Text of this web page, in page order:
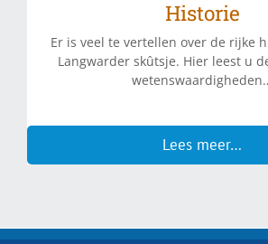
Historie
Er is veel te vertellen over de rijke
Langwarder skûtsje. Hier leest u
Lees meer…